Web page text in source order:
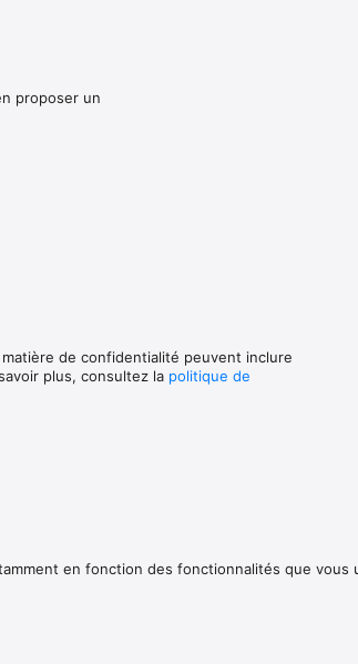
et bien d’autres caractéristiques
proposer un
de confidentialité peuvent inclure
plus, consultez la politique de
en fonction des fonctionnalités que vous